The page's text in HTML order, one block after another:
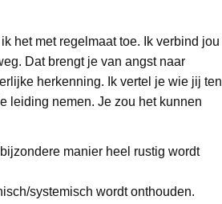
het met regelmaat toe. Ik verbind jou
Dat brengt je van angst naar
herkenning. Ik vertel je wie jij ten
leiding nemen. Je zou het kunnen
manier heel rustig wordt
systemisch wordt onthouden.